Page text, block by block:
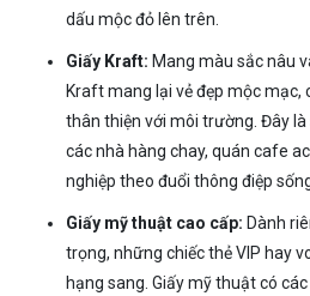
dấu mộc đỏ lên trên.
Giấy Kraft: Mang màu sắc nâu
Kraft mang lại vẻ đẹp mộc mạc,
thân thiện với môi trường. Đây
các nhà hàng chay, quán cafe
nghiệp theo đuổi thông điệp
Giấy mỹ thuật cao cấp: Dành
trọng, những chiếc thẻ VIP hay
hạng sang. Giấy mỹ thuật có